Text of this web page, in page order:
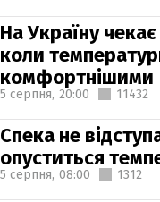
На Україну
коли
комфортнішими
5 серпня, 20:00 11432
Спека не
опуститься
5 серпня, 08:00 1312